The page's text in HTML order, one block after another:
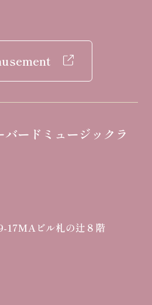
ードミュージックラ
17MAビル札の辻８階